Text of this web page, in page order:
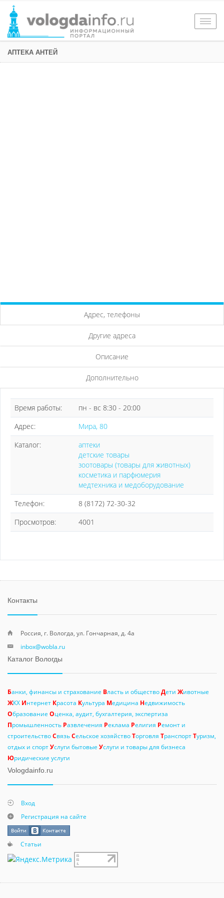
АПТЕКА АНТЕЙ
Адрес, телефоны
Другие адреса
Описание
Дополнительно
Время работы:
пн - вс 8:30 - 20:00
Адрес:
Мира, 80
Каталог:
аптеки
детские товары
зоотовары (товары для животных)
косметика и парфюмерия
медтехника и медоборудование
Телефон:
8 (8172) 72-30-32
Просмотров:
4001
Контакты
Россия, г. Вологда, ул. Гончарная, д. 4а
inbox@wobla.ru
Каталог Вологды
Банки, финансы и страхование Власть и обществоДети Животные
ЖКХ Интернет Красота Культура Медицина Недвижимость
Образование Оценка, аудит, бухгалтерия, экспертиза
Промышленность Развлечения Реклама Религия Ремонт и
строительствоСвязьСельское хозяйствоТорговля ТранспортТуризм,
отдых и спортУслуги бытовые Услуги и товары для бизнеса
Юридические услуги
Vologdainfo.ru
Вход
Регистрация на сайте
Статьи